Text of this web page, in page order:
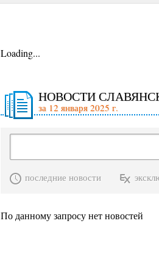
Loading...
НОВОСТИ
за 12 января 2025 г.
последние новости
По данному запросу нет новостей